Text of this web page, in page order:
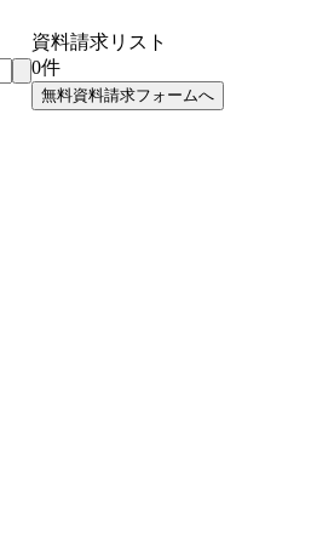
資料請求リスト
0件
無料資料請求フォームへ